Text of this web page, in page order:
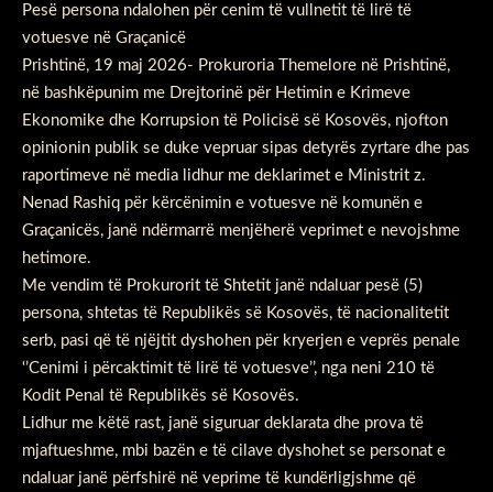
Pesë persona ndalohen për cenim të vullnetit të lirë të
votuesve në Graçanicë
Prishtinë, 19 maj 2026- Prokuroria Themelore në Prishtinë,
në bashkëpunim me Drejtorinë për Hetimin e Krimeve
Ekonomike dhe Korrupsion të Policisë së Kosovës, njofton
opinionin publik se duke vepruar sipas detyrës zyrtare dhe pas
raportimeve në media lidhur me deklarimet e Ministrit z.
Nenad Rashiq për kërcënimin e votuesve në komunën e
Graçanicës, janë ndërmarrë menjëherë veprimet e nevojshme
hetimore.
Me vendim të Prokurorit të Shtetit janë ndaluar pesë (5)
persona, shtetas të Republikës së Kosovës, të nacionalitetit
serb, pasi që të njëjtit dyshohen për kryerjen e veprës penale
‘’Cenimi i përcaktimit të lirë të votuesve’’, nga neni 210 të
Kodit Penal të Republikës së Kosovës.
Lidhur me këtë rast, janë siguruar deklarata dhe prova të
mjaftueshme, mbi bazën e të cilave dyshohet se personat e
ndaluar janë përfshirë në veprime të kundërligjshme që